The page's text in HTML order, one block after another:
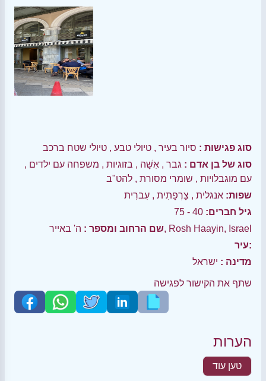
סוג פגישות : סיור בעיר , טיולי טבע , טיולי שטח ברכב
סוג של בן אדם : גבר , אִשָׁה , בזוגיות , משפחה עם ילדים ,
עם מוגבלויות , שומרי מסורת , להט"ב
שפות: אנגלית , צָרְפָתִית , עִברִית
גיל חברים: 40 - 75
שם הרחוב ומספר :ה' באייר, Rosh Haayin, Israel
עיר:
מדינה : ישראל
שתף את הקישור לפגישה
הערות
טען עוד